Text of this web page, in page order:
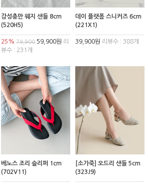
감성충만 웨지 샌들 8cm
(520H5)
25% 79,90059,900원 리
뷰수 : 231개
데이 플랫폼 스니커즈 6cm
(221X1)
39,900원 리뷰수 : 388개
베노스 조리 슬리퍼 1cm
(702V11)
[소가죽] 오드리 샌들 5cm
(323J9)